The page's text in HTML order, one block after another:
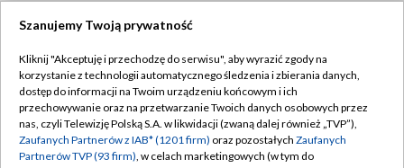
TVP
Abonament TVP
Emisja w TVP
Regulamin TVP
Polityka prywatności
Szanujemy Twoją prywatność
Kliknij "Akceptuję i przechodzę do serwisu", aby wyrazić zgody na
korzystanie z technologii automatycznego śledzenia i zbierania danych,
dostęp do informacji na Twoim urządzeniu końcowym i ich
przechowywanie oraz na przetwarzanie Twoich danych osobowych przez
nas, czyli Telewizję Polską S.A. w likwidacji (zwaną dalej również „TVP”),
Zaufanych Partnerów z IAB* (1201 firm) oraz pozostałych Zaufanych
Partnerów TVP (93 firm), w celach marketingowych (w tym do